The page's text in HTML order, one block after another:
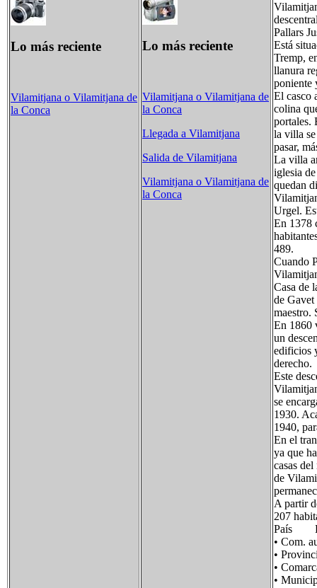
Lo más reciente
Vilamitjana o Vilamitjana de
la Conca
Lo más reciente
Vilamitjana o Vilamitjana de
la Conca
Llegada a Vilamitjana
Salida de Vilamitjana
Vilamitjana o Vilamitjana de
la Conca
Pallars
Está
Tremp,
llanura
poniente
El casco
colina
portales.
la villa
pasar,
La villa
iglesia
quedan
Urgel.
En 1378
489.
Cuando
Casa de
de Gavet
maestro.
En 1860
un
edificios
derecho.
Este
se
1930.
1940,
En el
ya que
casas
de
A partir
207
País
• Com.
•
•
•